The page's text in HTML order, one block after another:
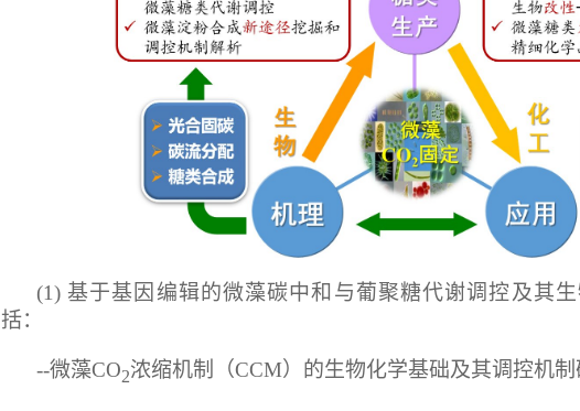
(1) 基于基因编辑的微藻碳中和与葡聚糖代谢调控及其
括：
--微藻CO2浓缩机制（CCM）的生物化学基础及其调控机